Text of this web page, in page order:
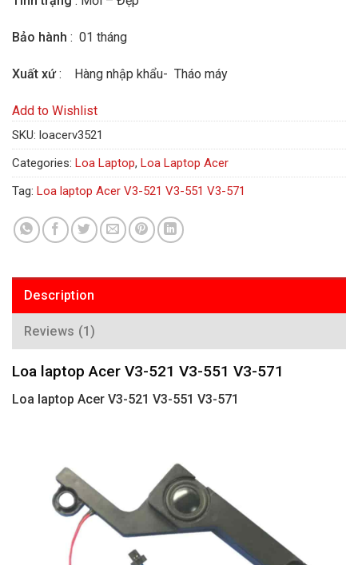
Bảo hành : 01 tháng
Xuất xứ: Hàng nhập khẩu- Tháo máy
Add to Wishlist
SKU: loacerv3521
Categories: Loa Laptop, Loa Laptop Acer
Tag: Loa laptop Acer V3-521 V3-551 V3-571
Description
Reviews (1)
Loa laptop Acer V3-521 V3-551 V3-571
Loa laptop Acer V3-521 V3-551 V3-571